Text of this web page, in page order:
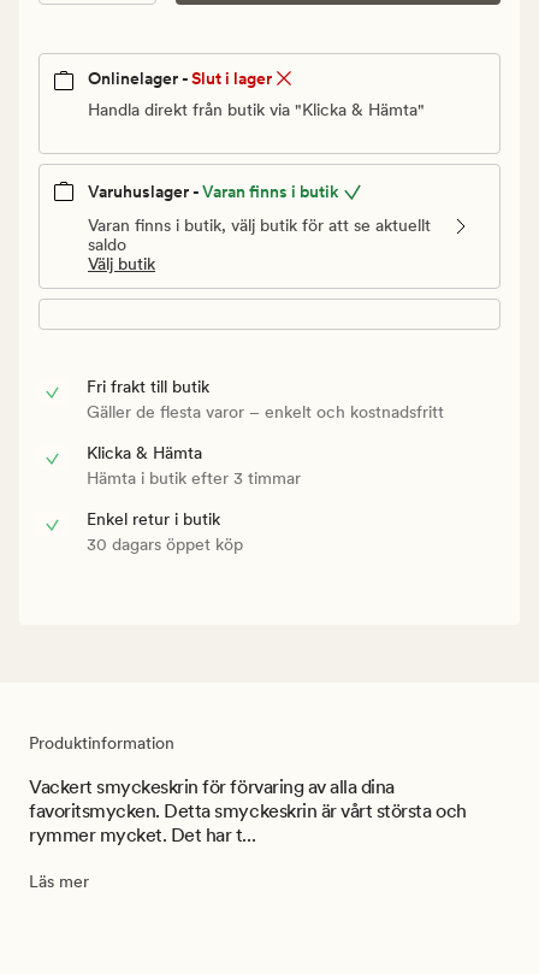
Onlinelager -Slut i lager
Handla direkt från butik via "Klicka & Hämta"
Varuhuslager -Varan finns i butik
Varan finns i butik, välj butik för att se aktuellt
saldo
Välj butik
Fri frakt till butik
Gäller de flesta varor – enkelt och kostnadsfritt
Klicka & Hämta
Hämta i butik efter 3 timmar
Enkel retur i butik
30 dagars öppet köp
Produktinformation
Vackert smyckeskrin för förvaring av alla dina
favoritsmycken. Detta smyckeskrin är vårt största och
rymmer mycket. Det har t...
Läs mer